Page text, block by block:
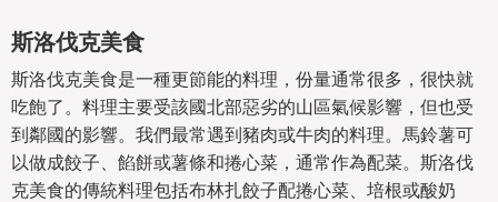
斯洛伐克美食
斯洛伐克美食是一種更節能的料理，份量通常很多，很快就
吃飽了。料理主要受該國北部惡劣的山區氣候影響，但也受
到鄰國的影響。我們最常遇到豬肉或牛肉的料理。馬鈴薯可
以做成餃子、餡餅或薯條和捲心菜，通常作為配菜。斯洛伐
克美食的傳統料理包括布林扎餃子配捲心菜、培根或酸奶